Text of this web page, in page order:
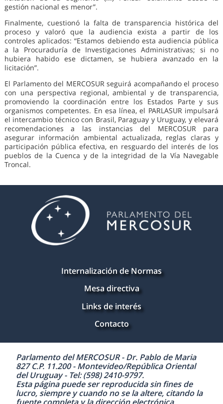
gestión nacional es menor”.
Finalmente, cuestionó la falta de transparencia histórica del
proceso y valoró que la audiencia exista a partir de los
controles aplicados: “Estamos debiendo esta audiencia pública
a la Procuraduría de Investigaciones Administrativas; si no
hubiera habido ese dictamen, se hubiera avanzado en la
licitación”.
El Parlamento del MERCOSUR seguirá acompañando el proceso
con una perspectiva regional, ambiental y de transparencia,
promoviendo la coordinación entre los Estados Parte y sus
organismos competentes. En esa línea, el PARLASUR impulsará
el intercambio técnico con Brasil, Paraguay y Uruguay, y elevará
recomendaciones a las instancias del MERCOSUR para
asegurar información ambiental actualizada, reglas claras y
participación pública efectiva, en resguardo del interés de los
pueblos de la Cuenca y de la integridad de la Vía Navegable
Troncal.
Internalización de Normas
Mesa directiva
Links de interés
Contacto
Parlamento del MERCOSUR - Dr. Pablo de Maria
827 C.P. 11.200 - Montevideo/República Oriental
del Uruguay - Tel: (598) 2410-9797.
Esta página puede ser reproducida sin fines de
lucro, siempre y cuando no se la altere, citando la